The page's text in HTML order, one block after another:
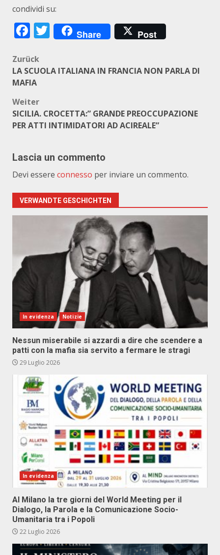
condividi su:
Facebook
Twitter
Share Post
Beitragsnavigation
Zurück
LA SCUOLA ITALIANA IN FRANCIA NON PARLA DI
MAFIA
Weiter
SICILIA. CROCETTA:” GRANDE PREOCCUPAZIONE
PER ATTI INTIMIDATORI AD ACIREALE”
Lascia un commento
Devi essere connesso per inviare un commento.
VERWANDTE GESCHICHTEN
In evidenza Notizie
Nessun miserabile si azzardi a dire che scendere a
patti con la mafia sia servito a fermare le stragi
29 Luglio 2026
In evidenza
Al Milano la tre giorni del World Meeting per il
Dialogo, la Parola e la Comunicazione Socio-
Umanitaria tra i Popoli
22 Luglio 2026